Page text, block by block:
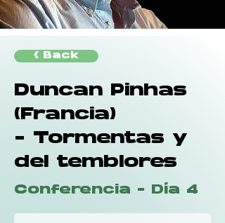
< Back
Duncan Pinhas
(Francia)
- Tormentas y
del temblores
Conferencia - Día 4